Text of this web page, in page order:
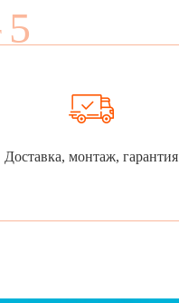
5
Доставка, монтаж, гарантия